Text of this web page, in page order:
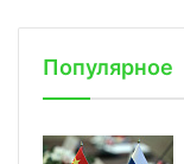
Популярное